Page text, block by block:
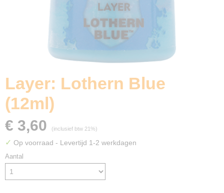
Layer: Lothern Blue
(12ml)
€ 3,60 (inclusief btw 21%)
✓ Op voorraad - Levertijd 1-2 werkdagen
Aantal